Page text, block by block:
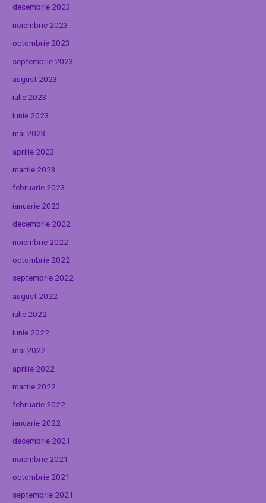
decembrie 2023
noiembrie 2023
octombrie 2023
septembrie 2023
august 2023
iulie 2023
iunie 2023
mai 2023
aprilie 2023
martie 2023
februarie 2023
ianuarie 2023
decembrie 2022
noiembrie 2022
octombrie 2022
septembrie 2022
august 2022
iulie 2022
iunie 2022
mai 2022
aprilie 2022
martie 2022
februarie 2022
ianuarie 2022
decembrie 2021
noiembrie 2021
octombrie 2021
septembrie 2021